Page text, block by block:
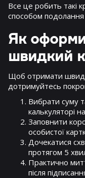
Все це робить такі
способом
Як
швидкий
Щоб отримати
дотримуйтесь
Вибрати суму
калькуляторі
Заповнити
особистої
Дочекатися
протягом 5
Практично
після